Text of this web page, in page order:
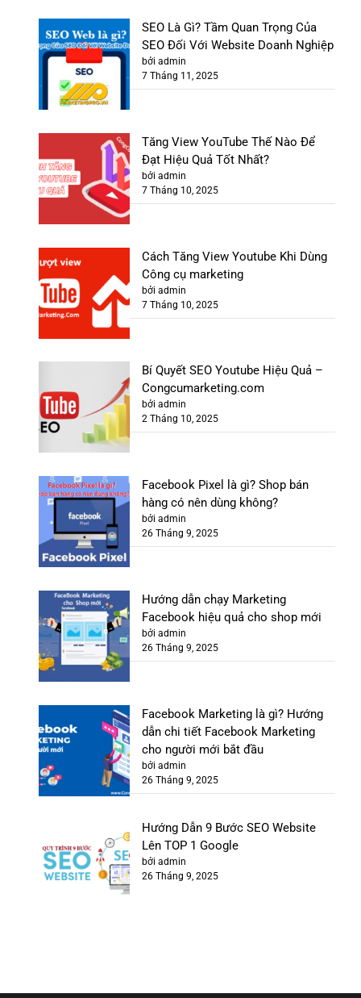
SEO Là Gì? Tầm Quan Trọng Của
SEO Đối Với Website Doanh Nghiệp
bởi admin
7 Tháng 11, 2025
Tăng View YouTube Thế Nào Để
Đạt Hiệu Quả Tốt Nhất?
bởi admin
7 Tháng 10, 2025
Cách Tăng View Youtube Khi Dùng
Công cụ marketing
bởi admin
7 Tháng 10, 2025
Bí Quyết SEO Youtube Hiệu Quả –
Congcumarketing.com
bởi admin
2 Tháng 10, 2025
Facebook Pixel là gì? Shop bán
hàng có nên dùng không?
bởi admin
26 Tháng 9, 2025
Hướng dẫn chạy Marketing
Facebook hiệu quả cho shop mới
bởi admin
26 Tháng 9, 2025
Facebook Marketing là gì? Hướng
dẫn chi tiết Facebook Marketing
cho người mới bắt đầu
bởi admin
26 Tháng 9, 2025
Hướng Dẫn 9 Bước SEO Website
Lên TOP 1 Google
bởi admin
26 Tháng 9, 2025